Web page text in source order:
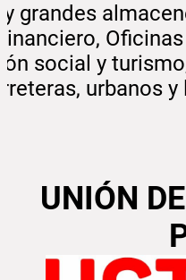
grandes
social y
urbanos
UNIÓN